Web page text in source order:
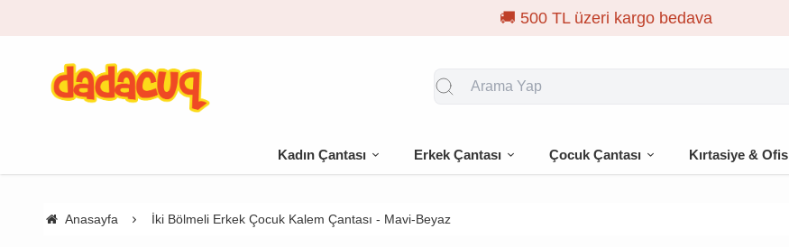
🚚 500 TL üzeri kargo bedava
Kadın Çantası Erkek Çantası Çocuk Çantası Kırtasiye & Ofis
Anasayfa İki Bölmeli Erkek Çocuk Kalem Çantası - Mavi-Beyaz